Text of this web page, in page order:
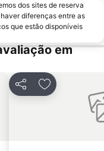
dos sites de reserva
diferenças entre as
que estão disponíveis
em
PartilharAdicionar